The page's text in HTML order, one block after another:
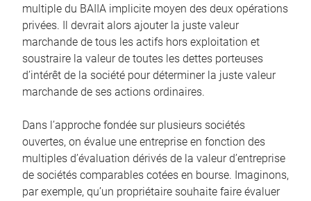
multiple du BAIIA implicite moyen des deux opérations
privées. Il devrait alors ajouter la juste valeur
marchande de tous les actifs hors exploitation et
soustraire la valeur de toutes les dettes porteuses
d’intérêt de la société pour déterminer la juste valeur
marchande de ses actions ordinaires.
Dans l’approche fondée sur plusieurs sociétés
ouvertes, on évalue une entreprise en fonction des
multiples d’évaluation dérivés de la valeur d’entreprise
de sociétés comparables cotées en bourse. Imaginons,
par exemple, qu’un propriétaire souhaite faire évaluer